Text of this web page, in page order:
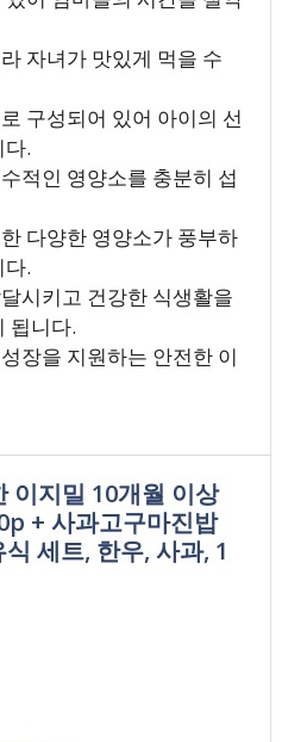
자녀가 맛있게 먹을 수
구성되어 있어 아이의 선
.
적인 영양소를 충분히 섭
다양한 영양소가 풍부하
.
시키고 건강한 식생활을
됩니다.
장을 지원하는 안전한 이
이지밀 10개월 이상
+ 사과고구마진밥
세트, 한우, 사과, 1